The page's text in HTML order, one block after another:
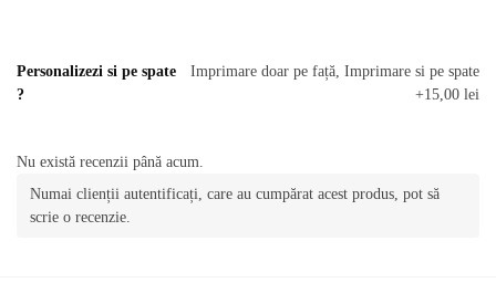
Personalizezi si pe spate
?
Imprimare doar pe față, Imprimare si pe spate
+15,00 lei
Nu există recenzii până acum.
Numai clienții autentificați, care au cumpărat acest produs, pot să
scrie o recenzie.